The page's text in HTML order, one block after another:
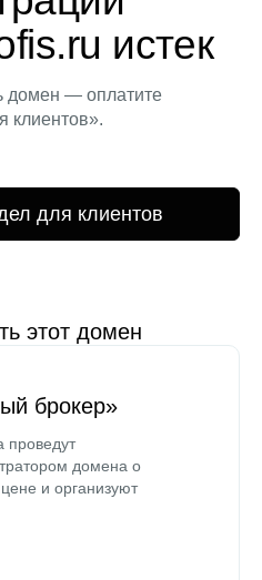
истек
домен — оплатите
клиентов».
для клиентов
этот домен
брокер»
проведут
домена о
и организуют